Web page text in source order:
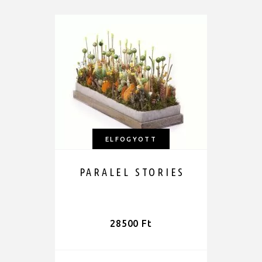
ELFOGYOTT
PARALEL STORIES
28500 Ft